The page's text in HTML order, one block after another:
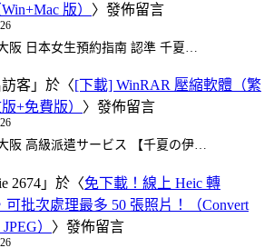
版） 〉發佈留言
阪 日本女生預約指南 認準 千夏…
客 」於〈[下載] WinRAR 壓縮軟體（繁
+免費版） 〉發佈留言
阪 高級派遣サービス 【千夏の伊…
2674 」於〈免下載！線上 Heic 轉
可批次處理最多 50 張照片！（Convert
） 〉發佈留言